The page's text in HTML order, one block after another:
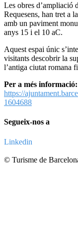
Les obres d’ampliació
Requesens, han tret a
amb un paviment
anys 15 i el 10 aC.
Aquest espai únic
visitants descobrir la
l’antiga ciutat romana
Per a més informació:
https://
1604688
Segueix-nos a
Linkedin
© Turisme de